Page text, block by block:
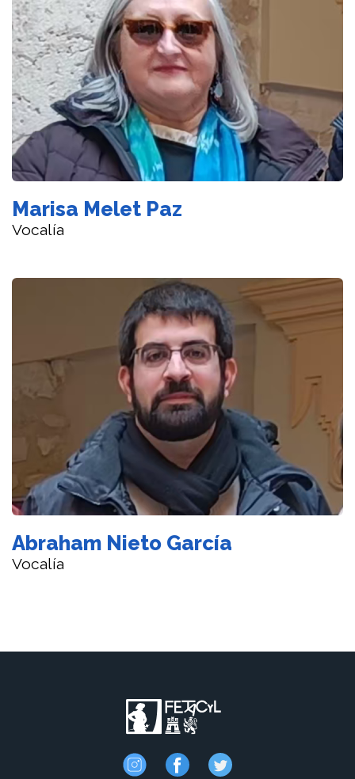
Marisa Melet Paz
Vocalía
Abraham Nieto García
Vocalía